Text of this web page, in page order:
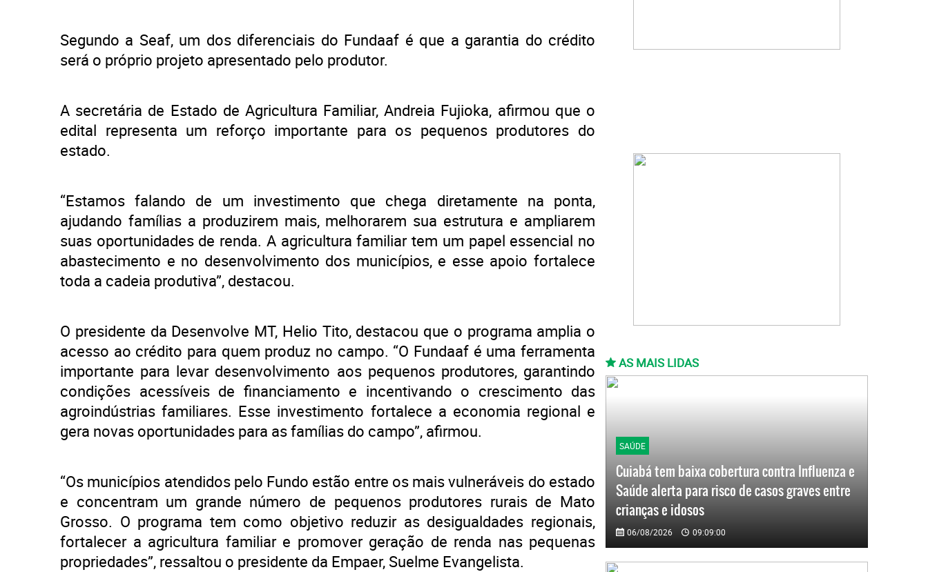
Segundo a Seaf, um dos diferenciais do Fundaaf é que a garantia do crédito
será o próprio projeto apresentado pelo produtor.
A secretária de Estado de Agricultura Familiar, Andreia Fujioka, afirmou que o
edital representa um reforço importante para os pequenos produtores do
estado.
“Estamos falando de um investimento que chega diretamente na ponta,
ajudando famílias a produzirem mais, melhorarem sua estrutura e ampliarem
suas oportunidades de renda. A agricultura familiar tem um papel essencial no
abastecimento e no desenvolvimento dos municípios, e esse apoio fortalece
toda a cadeia produtiva”, destacou.
O presidente da Desenvolve MT, Helio Tito, destacou que o programa amplia o
acesso ao crédito para quem produz no campo. “O Fundaaf é uma ferramenta
importante para levar desenvolvimento aos pequenos produtores, garantindo
condições acessíveis de financiamento e incentivando o crescimento das
agroindústrias familiares. Esse investimento fortalece a economia regional e
gera novas oportunidades para as famílias do campo”, afirmou.
“Os municípios atendidos pelo Fundo estão entre os mais vulneráveis do estado
e concentram um grande número de pequenos produtores rurais de Mato
Grosso. O programa tem como objetivo reduzir as desigualdades regionais,
fortalecer a agricultura familiar e promover geração de renda nas pequenas
propriedades”, ressaltou o presidente da Empaer, Suelme Evangelista.
AS MAIS LIDAS
SAÚDE
Cuiabá tem baixa cobertura contra Influenza e
Saúde alerta para risco de casos graves entre
crianças e idosos
06/08/2026 09:09:00